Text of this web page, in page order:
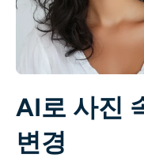
헤드샷 생성기 프로
AI 얼굴 사진 생성기
여권 사진 메이커
비디오 도구
AI로 사진
변경